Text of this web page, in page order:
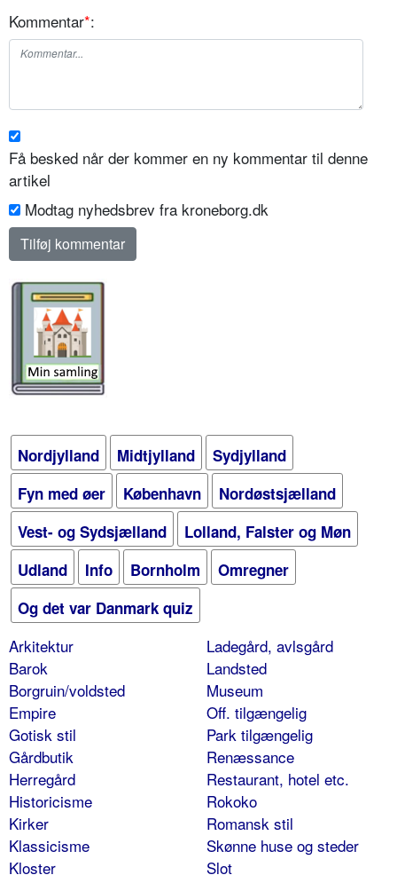
Kommentar*:
Få besked når der kommer en ny kommentar til denne
artikel
Modtag nyhedsbrev fra kroneborg.dk
Nordjylland Midtjylland
Sydjylland
Fyn med øer
København
Nordøstsjælland
Vest- og Sydsjælland
Lolland, Falster og Møn
Udland
Info Bornholm
Omregner
Og det var Danmark quiz
Arkitektur
Barok
Borgruin/voldsted
Empire
Gotisk stil
Gårdbutik
Herregård
Historicisme
Kirker
Klassicisme
Kloster
Ladegård, avlsgård
Landsted
Museum
Off. tilgængelig
Park tilgængelig
Renæssance
Restaurant, hotel etc.
Rokoko
Romansk stil
Skønne huse og steder
Slot